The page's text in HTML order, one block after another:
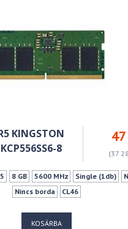
KINGSTON
8
(37
8 GB 5600 MHz Single (1db)
Nincs borda
CL46
KOSÁRBA